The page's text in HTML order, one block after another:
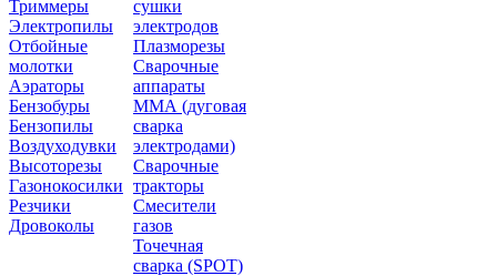
Триммеры
Электропилы
Отбойные
молотки
Аэраторы
Бензобуры
Бензопилы
Воздуходувки
Высоторезы
Газонокосилки
Резчики
Дровоколы
сушки
электродов
Плазморезы
Сварочные
аппараты
ММА (дуговая
сварка
электродами)
Сварочные
тракторы
Смесители
газов
Точечная
сварка (SPOT)